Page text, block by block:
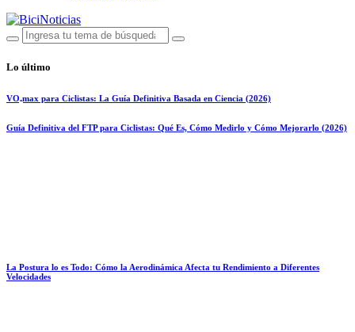
Lo último
VO₂max para Ciclistas: La Guía Definitiva Basada en Ciencia (2026)
Guía Definitiva del FTP para Ciclistas: Qué Es, Cómo Medirlo y Cómo Mejorarlo (2026)
La Postura lo es Todo: Cómo la Aerodinámica Afecta tu Rendimiento a Diferentes
Velocidades